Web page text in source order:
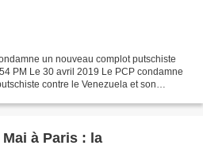
un nouveau complot putschiste
PM Le 30 avril 2019 Le PCP condamne
contre le Venezuela et son
à Paris : la